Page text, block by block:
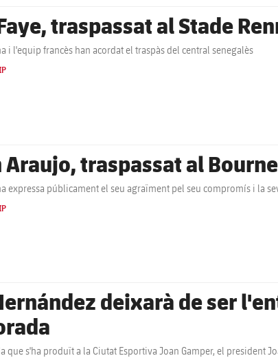
traspassat al Stade
i l'equip francès han acordat el traspàs del central senegalès
traspassat al
expressa públicament el seu agraïment pel seu compromís i la
deixarà de ser
que s'ha produït a la Ciutat Esportiva Joan Gamper, el president